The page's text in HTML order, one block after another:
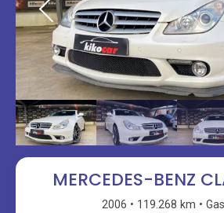
MERCEDES-BENZ
2006 119.268 km